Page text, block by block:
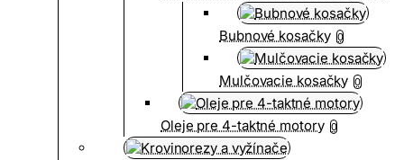
Bubnové kosačky 0
Mulčovacie kosačky 0
Oleje pre 4-taktné motory 0